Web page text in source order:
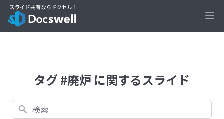
タグ #廃炉 に関するスライド
検索